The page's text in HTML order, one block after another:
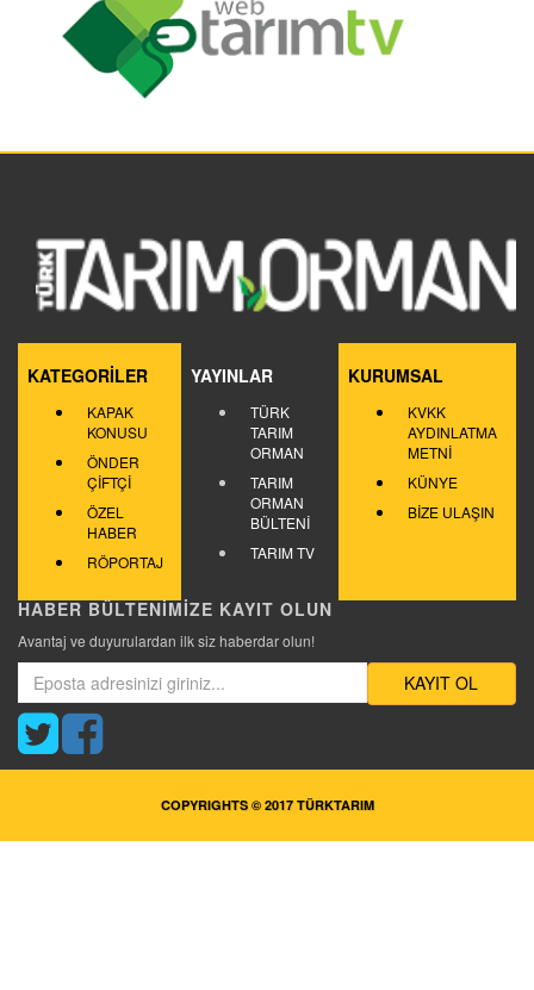
KATEGORİLER
KAPAK
KONUSU
ÖNDER
ÇİFTÇİ
ÖZEL
HABER
RÖPORTAJ
YAYINLAR
TÜRK
TARIM
ORMAN
TARIM
ORMAN
BÜLTENİ
TARIM TV
KURUMSAL
KVKK
AYDINLATMA
METNİ
KÜNYE
BİZE ULAŞIN
HABER BÜLTENİMİZE KAYIT OLUN
Avantaj ve duyurulardan ilk siz haberdar olun!
KAYIT OL
COPYRIGHTS © 2017 TÜRKTARIM